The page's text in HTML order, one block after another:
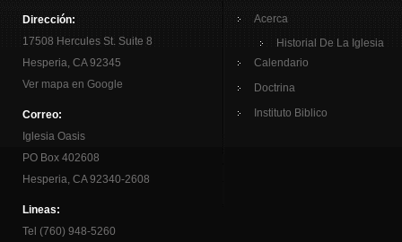
Dirección:
17508 Hercules St. Suite 8
Hesperia, CA 92345
Ver mapa en Google
Correo:
Iglesia Oasis
PO Box 402608
Hesperia, CA 92340-2608
Lineas:
Tel (760) 948-5260
Acerca
Historial De La Iglesia
Calendario
Doctrina
Instituto Biblico